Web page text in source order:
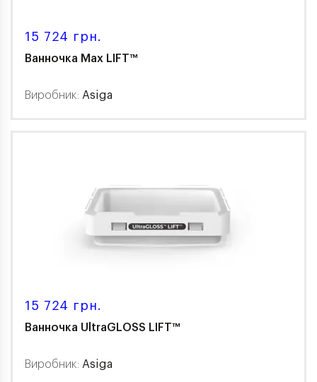
15 724 грн.
Ванночка Max LIFT™
Виробник: Asiga
15 724 грн.
Ванночка UltraGLOSS LIFT™
Виробник: Asiga